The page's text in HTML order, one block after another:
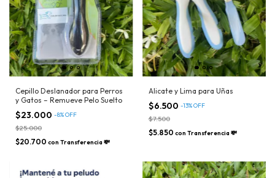
Cepillo Deslanador para Perros
y Gatos – Remueve Pelo Suelto
$23.000 -8%OFF
$25.000
$20.700 con Transferencia 💸
Alicate y Lima para Uñas
$6.500 -13%OFF
$7.500
$5.850 con Transferencia 💸